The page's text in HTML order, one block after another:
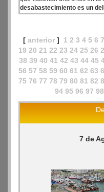
desabastecimiento es un
[ anterior ] 1 2 3 4 5 6 7
19 20 21 22 23 24 25 26
38 39 40 41 42 43 44 45
56 57 58 59 60 61 62 63
75 76 77 78 79 80 81 82
94 95 96 97 98
7 de